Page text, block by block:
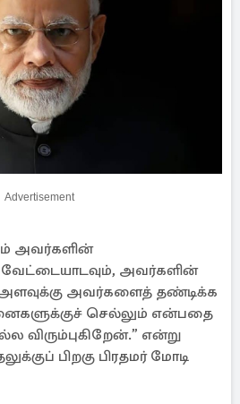
Advertisement
அவர்களின்
அவர்களின்
அவர்களைத் தண்டிக்க
செல்லும் என்பதை
விரும்புகிறேன்.” என்று
பிறகு பிரதமர் மோடி